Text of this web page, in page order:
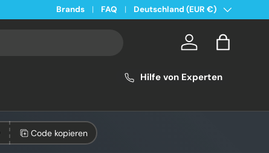
Kostenloser Versand ab 49€ in Deutschland
Brands FAQ Land/Region
Deutschland (EUR €)
Konto
Hilfe von Experten
Code kopieren